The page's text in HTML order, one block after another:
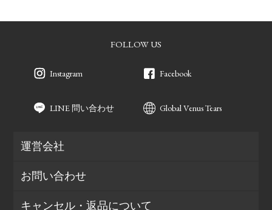
FOLLOW US
Instagram
LINE 問い合わせ
Facebook
Global Venus Tears
運営会社
お問い合わせ
キャンセル・返品について